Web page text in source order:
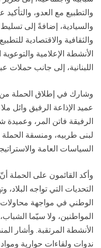
والتطبيع مع العدو،
والسيادية، إضافةً إلى
والثقافية والاقتصادية
الأنشطة الإعلامية
اللبنانية، إلى جانب حملات
وشارك في إطلاق الحملة
عميد الإذاعة الرفيق وائل
الرفيقة فاتن المر،
لبنى طربيه، ومنسقة الحملة
السياسات العامة
وأكد القائمون على الحملة
التحديات التي تواجه
الوطني في مواجهة محاولات
المواطنين، ولا سيّما
الأنشطة المرتقبة. وأشار
ندوات ولقاءات حوارية